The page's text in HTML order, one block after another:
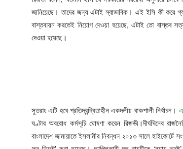
বরিশাল বিভাগ
রাজশাহী বিভাগ
রংপুর বিভাগ
আইনি পরামর্শের
জানিয়েছে। তাদের জন্য এটাই স্বাভাবিক। এই ইসি কী করে
বাস্তবায়ন করতেই নিয়োগ দেওয়া হয়েছে, এটাই তো বাস্তব
দেওয়া হয়েছে।
সুতরাং এটি হবে প্রতিদ্বন্দ্বিতাহীন একদলীয় বাকশালী নির্বাচন।
ঘণ্টার অবরোধ কর্মসূচি ঘোষণা করেন রিজভী।দীর্ঘদিনের
বাংলাদেশ জামায়াতে ইসলামীর নিবন্ধন ২০১৩ সালে হাইকোর্টে